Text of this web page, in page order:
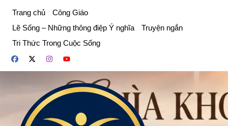
phần
dung
Trang chủ
Công Giáo
Lẽ Sống – Những thông điệp Ý nghĩa
Truyện ngắn
Tri Thức Trong Cuộc Sống